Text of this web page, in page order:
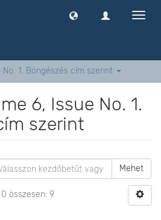
1. Böngészés cím szerint
6, Issue No. 1.
szerint
Mehet
összesen: 9